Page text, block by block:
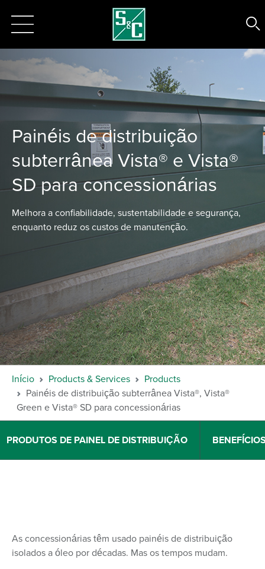
Painéis de distribuição
subterrânea Vista® e Vista®
SD para concessionárias
Melhora a confiabilidade, sustentabilidade e segurança,
enquanto reduz os custos de manutenção.
Início Products & Services
Products
Painéis de distribuição subterrânea Vista®, Vista®
Green e Vista® SD para concessionárias
PRODUTOS DE PAINEL DE DISTRIBUIÇÃO
As concessionárias têm usado painéis de distribuição
isolados a óleo por décadas. Mas os tempos mudam.